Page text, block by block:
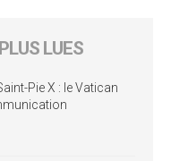
LUES
Pie X : le Vatican